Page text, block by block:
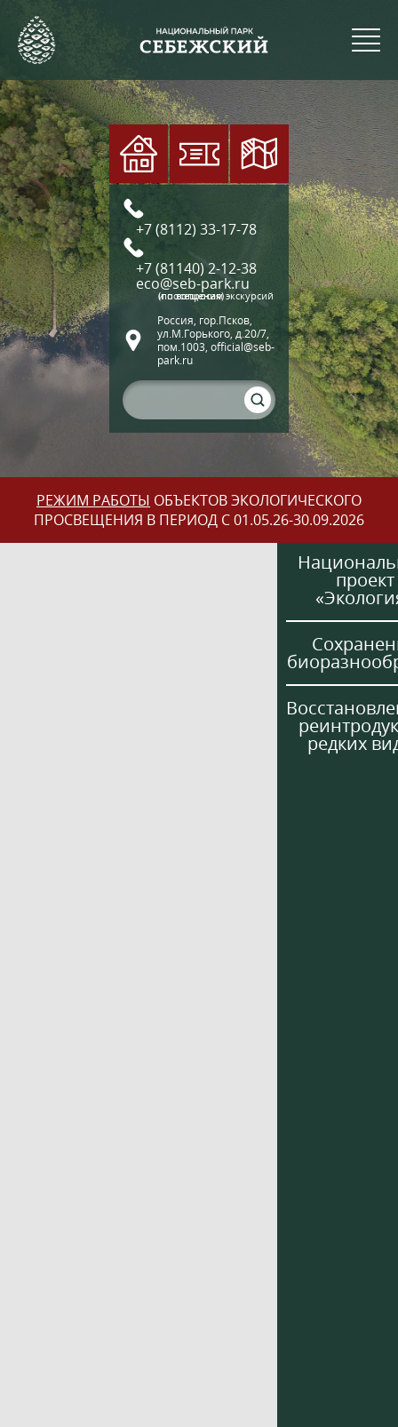
+7 (8112) 33-17-78
+7 (81140) 2-12-38
eco@seb-park.ru
(по вопросам экскурсий и посещения)
Россия, гор.Псков,
ул.М.Горького, д.20/7,
пом.1003, official@seb-
park.ru
РЕЖИМ РАБОТЫ ОБЪЕКТОВ ЭКОЛОГИЧЕСКОГО
ПРОСВЕЩЕНИЯ В ПЕРИОД С 01.05.26-30.09.2026
проект
редких